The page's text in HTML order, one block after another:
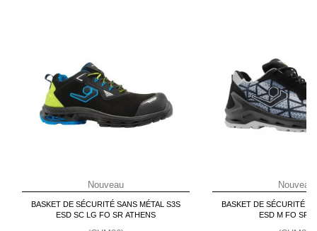
Nouveau
BASKET DE SÉCURITÉ SANS MÉTAL S3S
ESD SC LG FO SR ATHENS
Nouveau
BASKET DE SÉCURITÉ
ESD M FO SR